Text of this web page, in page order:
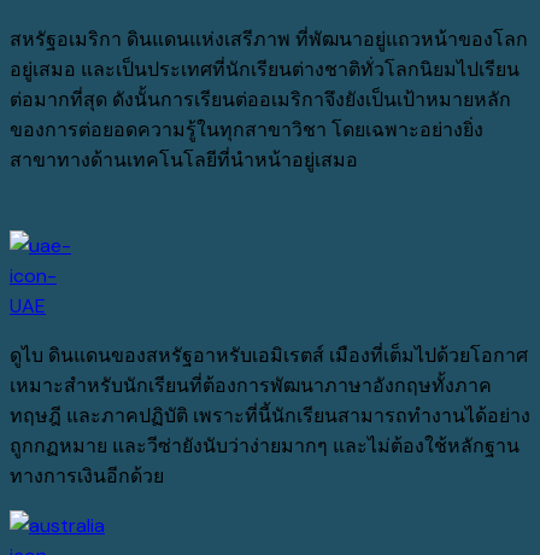
สหรัฐอเมริกา ดินแดนแห่งเสรีภาพ ที่พัฒนาอยู่แถวหน้าของโลก
อยู่เสมอ และเป็นประเทศที่นักเรียนต่างชาติทั่วโลกนิยมไปเรียน
ต่อมากที่สุด ดังนั้นการเรียนต่ออเมริกาจึงยังเป็นเป้าหมายหลัก
ของการต่อยอดความรู้ในทุกสาขาวิชา โดยเฉพาะอย่างยิ่ง
สาขาทางด้านเทคโนโลยีที่นำหน้าอยู่เสมอ
UAE
ดูไบ ดินแดนของสหรัฐอาหรับเอมิเรตส์ เมืองที่เต็มไปด้วยโอกาศ
เหมาะสำหรับนักเรียนที่ต้องการพัฒนาภาษาอังกฤษทั้งภาค
ทฤษฎี และภาคปฏิบัติ เพราะที่นี้นักเรียนสามารถทำงานได้อย่าง
ถูกกฏหมาย และวีซ่ายังนับว่าง่ายมากๆ และไม่ต้องใช้หลักฐาน
ทางการเงินอีกด้วย